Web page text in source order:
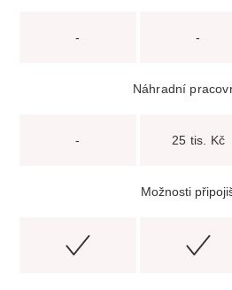
- -
Náhradní
- 25 tis. Kč
Možnosti